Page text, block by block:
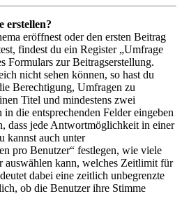
erstellen?
eröffnest oder den ersten Beitrag
findest du ein Register „Umfrage
Formulars zur Beitragserstellung.
nicht sehen können, so hast du
Berechtigung, Umfragen zu
Titel und mindestens zwei
die entsprechenden Felder eingeben
dass jede Antwortmöglichkeit in einer
kannst auch unter
pro Benutzer“ festlegen, wie viele
auswählen kann, welches Zeitlimit für
dabei eine zeitlich unbegrenzte
ob die Benutzer ihre Stimme